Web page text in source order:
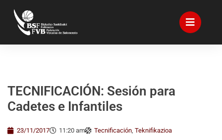
TECNIFICACIÓN: Sesión para
Cadetes e Infantiles
23/11/2017 11:20 am Tecnificación, Teknifikazioa